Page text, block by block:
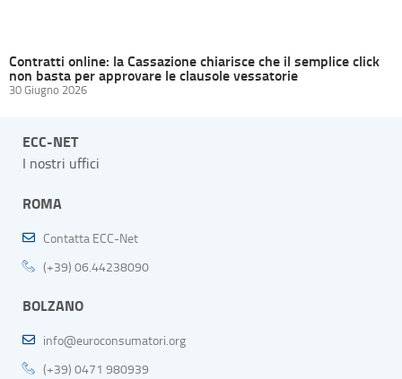
Contratti online: la Cassazione chiarisce che il semplice click
non basta per approvare le clausole vessatorie
30 Giugno 2026
ECC-NET
I nostri uffici
ROMA
Contatta ECC-Net
(+39) 06.44238090
BOLZANO
info@euroconsumatori.org
(+39) 0471 980939